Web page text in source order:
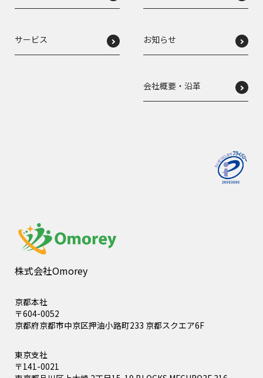
株式会社Omorey
京都本社
〒604-0052
京都府京都市中京区押油小路町233 京都スクエア6F
東京支社
〒141-0021
サービス お知らせ
会社概要・沿革